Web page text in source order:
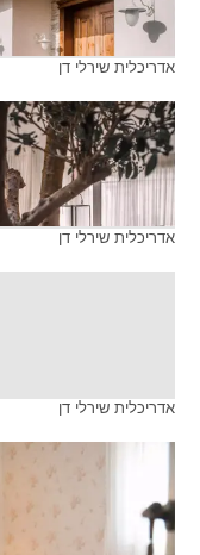
אדריכלית שירלי דן
אדריכלית שירלי דן
אדריכלית שירלי דן